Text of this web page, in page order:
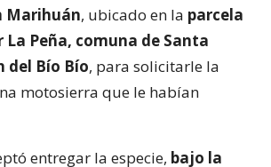
Marihuán, ubicado en la parcela
La Peña, comuna de Santa
del Bío Bío, para solicitarle la
motosierra que le habían
entregar la especie, bajo la